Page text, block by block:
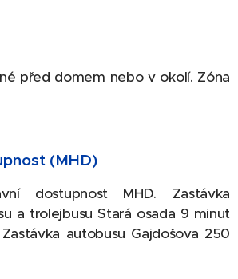
před domem nebo v okolí. Zóna
(MHD)
dostupnost MHD. Zastávka
a trolejbusu Stará osada 9 minut
autobusu Gajdošova 250